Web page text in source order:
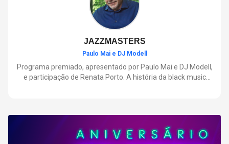
JAZZMASTERS
Paulo Mai e DJ Modell
Programa premiado, apresentado por Paulo Mai e DJ Modell,
e participação de Renata Porto. A história da black music